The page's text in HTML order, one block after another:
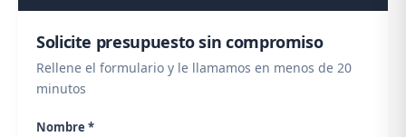
Solicite presupuesto sin compromiso
Rellene el formulario y le llamamos en menos de 20
minutos
Nombre *